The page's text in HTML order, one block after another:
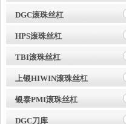
DGC滚珠丝杠
HPS滚珠丝杠
TBI滚珠丝杠
上银HIWIN滚珠丝杠
银泰PMI滚珠丝杠
DGC刀库